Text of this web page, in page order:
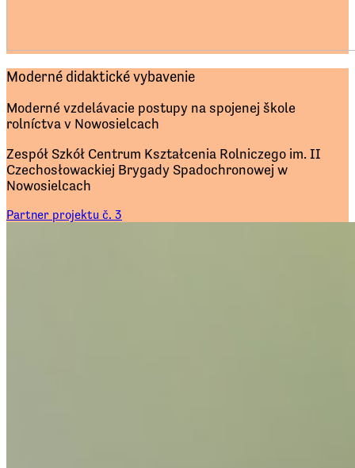
Moderné didaktické vybavenie
Moderné vzdelávacie postupy na spojenej škole
rolníctva v Nowosielcach
Zespół Szkół Centrum Kształcenia Rolniczego im. II
Czechosłowackiej Brygady Spadochronowej w
Nowosielcach
Partner projektu č. 3